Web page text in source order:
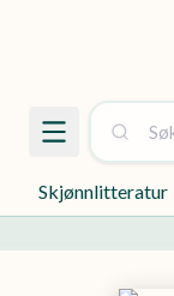
Skjønnlitteratur